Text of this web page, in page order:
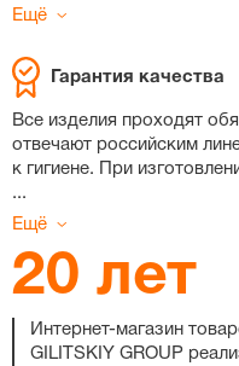
Ещё
Гарантия качества
Все изделия проходят
отвечают российским
к гигиене. При
...
Ещё
20 лет
Интернет-магазин
GILITSKIY GROUP